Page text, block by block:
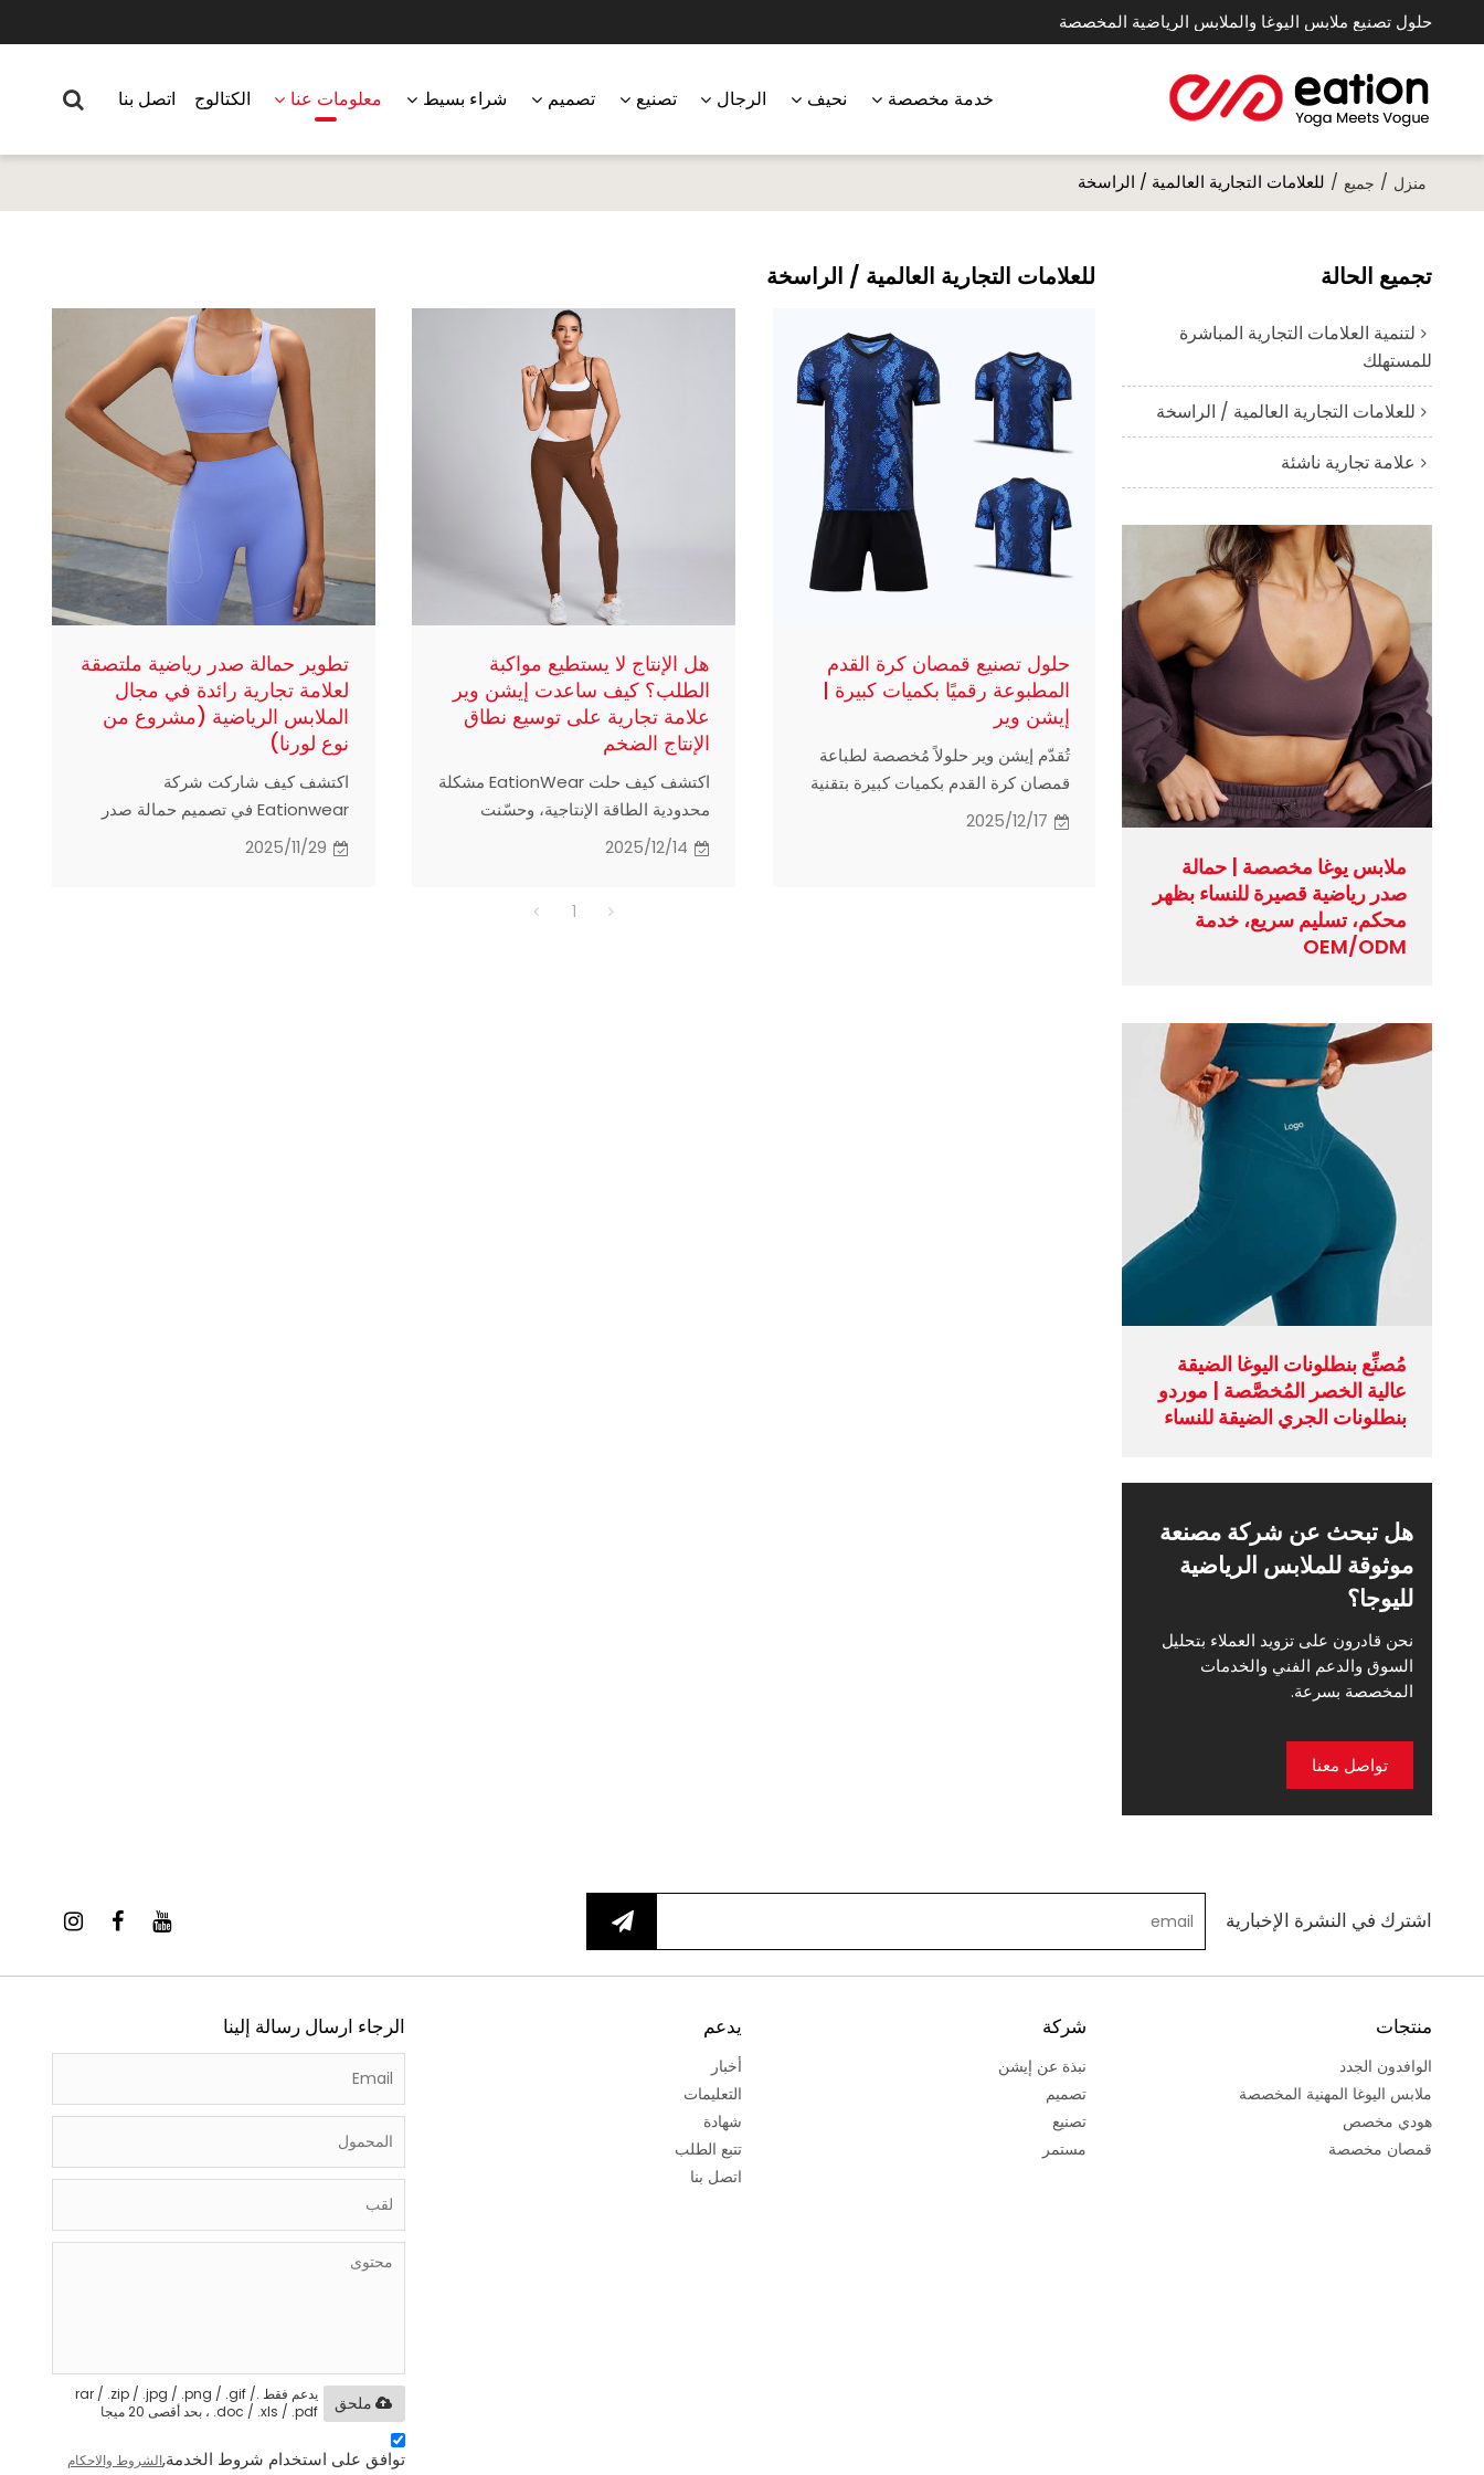
حلول تصنيع ملابس اليوغا والملابس الرياضية المخصصة
خدمة مخصصة نحيف الرجال تصنيع تصميم شراء بسيط معلومات عنا الكتالوج اتصل بنا
منزل / جميع / للعلامات التجارية العالمية / الراسخة
للعلامات التجارية العالمية / الراسخة
حلول تصنيع قمصان كرة القدم
المطبوعة رقميًا بكميات كبيرة |
إيشن وير
تُقدّم إيشن وير حلولاً مُخصصة لطباعة
قمصان كرة القدم بكميات كبيرة بتقنية
الطباعة الرقمية، مما يُساعد العلامات
2025/12/17
هل الإنتاج لا يستطيع مواكبة
الطلب؟ كيف ساعدت إيشن وير
علامة تجارية على توسيع نطاق
الإنتاج الضخم
اكتشف كيف حلت EationWear مشكلة
محدودية الطاقة الإنتاجية، وحسّنت
الجودة، وقلصت أوقات التسليم، مما
المنتجات الأكثر مبيعًا بشكل أسرع
2025/12/14
تطوير حمالة صدر رياضية ملتصقة
لعلامة تجارية رائدة في مجال
الملابس الرياضية (مشروع من
نوع لورنا)
اكتشف كيف شاركت شركة
Eationwear في تصميم حمالة صدر
رياضية ملتصقة لإحدى أفضل العلامات
2025/11/29
1
تجميع الحالة
لتنمية العلامات التجارية المباشرة
للمستهلك
للعلامات التجارية العالمية / الراسخة
علامة تجارية ناشئة
ملابس يوغا مخصصة | حمالة
صدر رياضية قصيرة للنساء بظهر
محكم، تسليم سريع، خدمة
OEM/ODM
مُصنِّع بنطلونات اليوغا الضيقة
عالية الخصر المُخصَّصة | موردو
بنطلونات الجري الضيقة للنساء
هل تبحث عن شركة مصنعة
موثوقة للملابس الرياضية
لليوجا؟
نحن قادرون على تزويد العملاء بتحليل
السوق والدعم الفني والخدمات
المخصصة بسرعة.
تواصل معنا
اشترك في النشرة الإخبارية
منتجات
الوافدون الجدد
ملابس اليوغا المهنية المخصصة
هودي مخصص
قمصان مخصصة
شركة
نبذة عن إيشن
تصميم
تصنيع
مستمر
يدعم
أخبار
التعليمات
شهادة
تتبع الطلب
اتصل بنا
الرجاء ارسال رسالة إلينا
يدعم فقط .rar / .zip / .jpg / .png / .gif /
.doc / .xls / .pdf ، بحد أقصى 20 ميجا
ملحق
توافق على استخدام شروط الخدمة,الشروط والاحكام